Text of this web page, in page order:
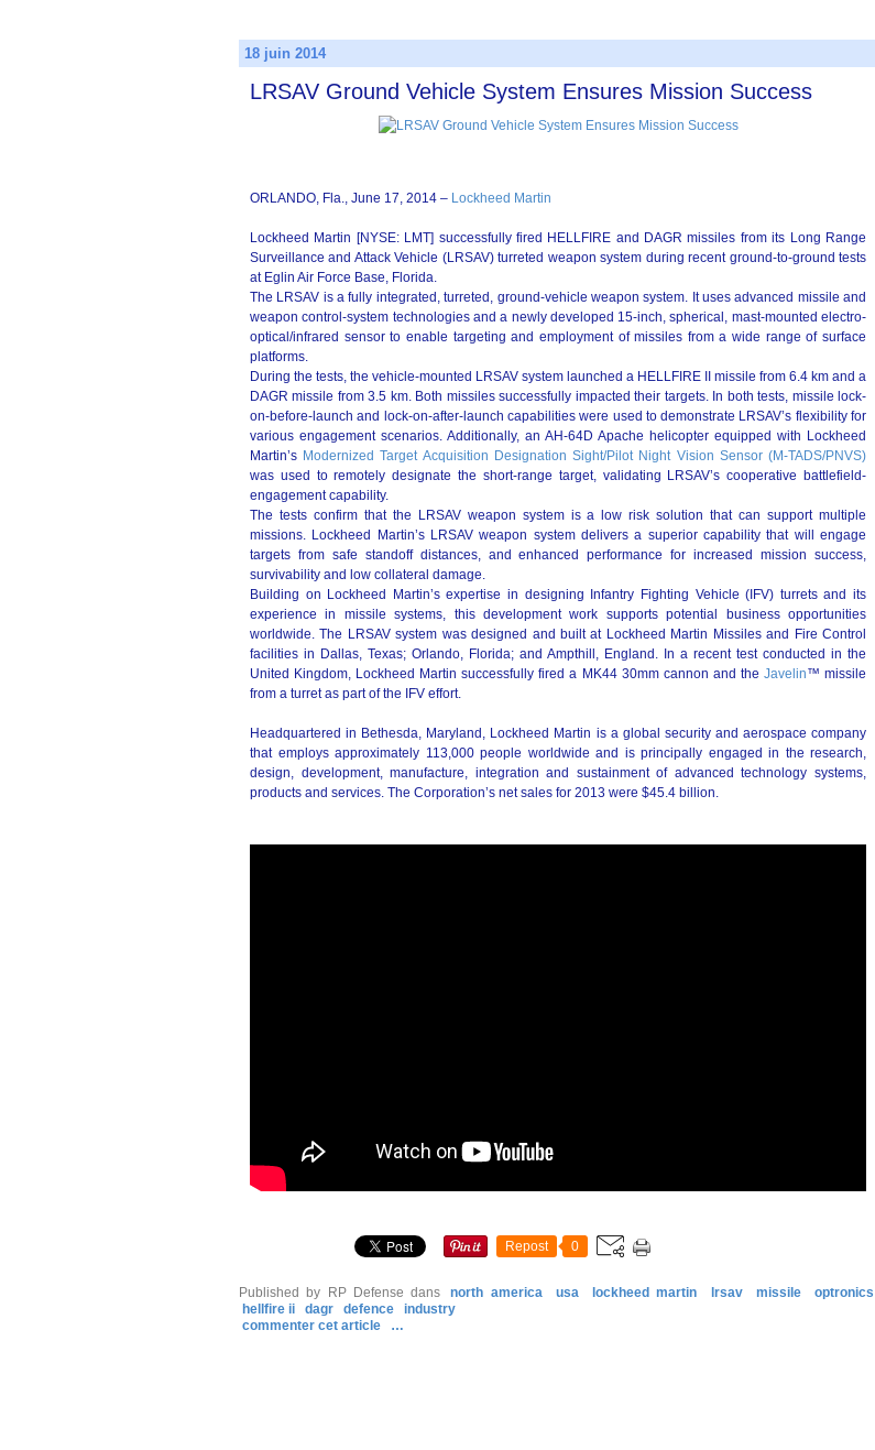
18 juin 2014
LRSAV Ground Vehicle System Ensures Mission Success
ORLANDO, Fla., June 17, 2014 – Lockheed Martin
Lockheed Martin [NYSE: LMT] successfully fired HELLFIRE and DAGR missiles from its Long Range
Surveillance and Attack Vehicle (LRSAV) turreted weapon system during recent ground-to-ground tests
at Eglin Air Force Base, Florida.
The LRSAV is a fully integrated, turreted, ground-vehicle weapon system. It uses advanced missile and
weapon control-system technologies and a newly developed 15-inch, spherical, mast-mounted electro-
optical/infrared sensor to enable targeting and employment of missiles from a wide range of surface
platforms.
During the tests, the vehicle-mounted LRSAV system launched a HELLFIRE II missile from 6.4 km and a
DAGR missile from 3.5 km. Both missiles successfully impacted their targets. In both tests, missile lock-
on-before-launch and lock-on-after-launch capabilities were used to demonstrate LRSAV’s flexibility for
various engagement scenarios. Additionally, an AH-64D Apache helicopter equipped with Lockheed
Martin’s Modernized Target Acquisition Designation Sight/Pilot Night Vision Sensor (M-TADS/PNVS)
was used to remotely designate the short-range target, validating LRSAV’s cooperative battlefield-
engagement capability.
The tests confirm that the LRSAV weapon system is a low risk solution that can support multiple
missions. Lockheed Martin’s LRSAV weapon system delivers a superior capability that will engage
targets from safe standoff distances, and enhanced performance for increased mission success,
survivability and low collateral damage.
Building on Lockheed Martin’s expertise in designing Infantry Fighting Vehicle (IFV) turrets and its
experience in missile systems, this development work supports potential business opportunities
worldwide. The LRSAV system was designed and built at Lockheed Martin Missiles and Fire Control
facilities in Dallas, Texas; Orlando, Florida; and Ampthill, England. In a recent test conducted in the
United Kingdom, Lockheed Martin successfully fired a MK44 30mm cannon and the Javelin™ missile
from a turret as part of the IFV effort.
Headquartered in Bethesda, Maryland, Lockheed Martin is a global security and aerospace company
that employs approximately 113,000 people worldwide and is principally engaged in the research,
design, development, manufacture, integration and sustainment of advanced technology systems,
products and services. The Corporation’s net sales for 2013 were $45.4 billion.
Repost 0
Published by RP Defense dans north america usa lockheed martin lrsav missile
optronics
hellfire ii
dagr defence
industry
commenter cet article
…